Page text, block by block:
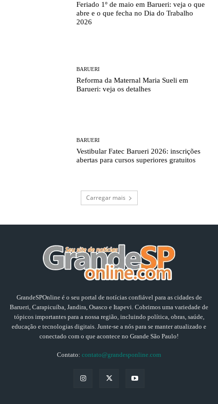
Feriado 1º de maio em Barueri: veja o que
abre e o que fecha no Dia do Trabalho
2026
BARUERI
Reforma da Maternal Maria Sueli em
Barueri: veja os detalhes
BARUERI
Vestibular Fatec Barueri 2026: inscrições
abertas para cursos superiores gratuitos
Carregar mais
GrandeSPOnline é o seu portal de notícias confiável para as cidades de
Barueri, Carapicuíba, Jandira, Osasco e Itapevi. Cobrimos uma variedade de
tópicos importantes para a nossa região, incluindo política, obras, saúde,
educação e tecnologias digitais. Junte-se a nós para se manter atualizado e
conectado com o que acontece no Grande São Paulo!
Contato: contato@grandesponline.com